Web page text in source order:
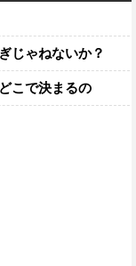
じゃねないか？
こで決まるの